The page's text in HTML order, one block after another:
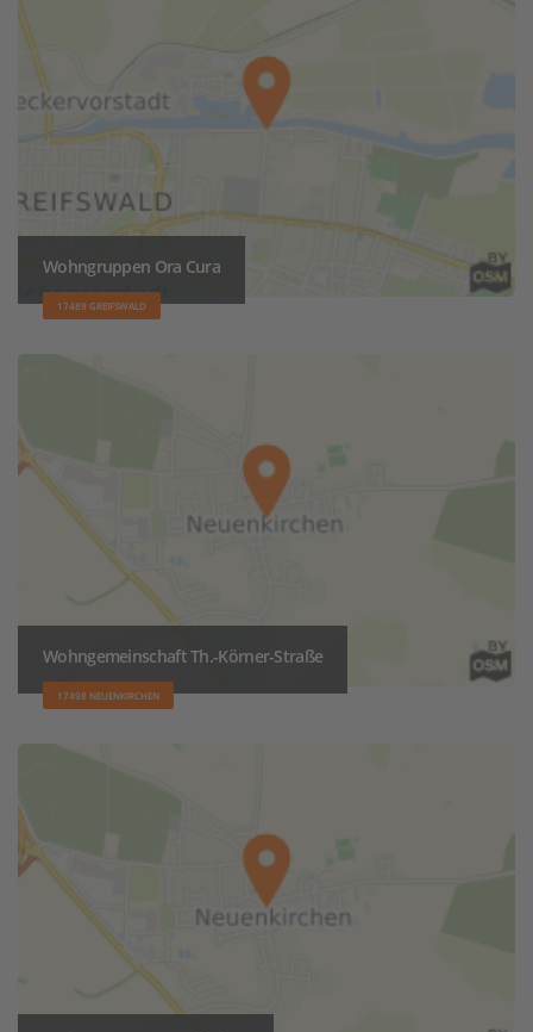
Wohngruppen Ora Cura
17489 GREIFSWALD
Wohngemeinschaft Th.-Körner-Straße
17498 NEUENKIRCHEN